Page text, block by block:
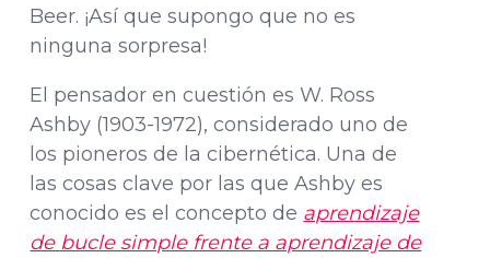
Beer. ¡Así que supongo que no es
ninguna sorpresa!
El pensador en cuestión es W. Ross
Ashby (1903-1972), considerado uno de
los pioneros de la cibernética. Una de
las cosas clave por las que Ashby es
conocido es el concepto de aprendizaje
de bucle simple frente a aprendizaje de